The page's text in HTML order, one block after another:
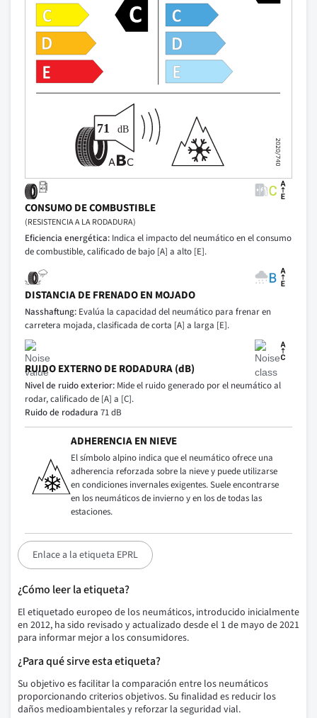
CONSUMO DE COMBUSTIBLE
(RESISTENCIA A LA RODADURA)
Eficiencia energética: Indica el impacto del neumático en el consumo
de combustible, calificado de bajo [A] a alto [E].
DISTANCIA DE FRENADO EN MOJADO
Nasshaftung: Evalúa la capacidad del neumático para frenar en
carretera mojada, clasificada de corta [A] a larga [E].
RUIDO EXTERNO DE RODADURA (dB)
Nivel de ruido exterior: Mide el ruido generado por el neumático al
rodar, calificado de [A] a [C].
Ruido de rodadura 71 dB
ADHERENCIA EN NIEVE
El símbolo alpino indica que el neumático ofrece una
adherencia reforzada sobre la nieve y puede utilizarse
en condiciones invernales exigentes. Suele encontrarse
en los neumáticos de invierno y en los de todas las
estaciones.
Enlace a la etiqueta EPRL
¿Cómo leer la etiqueta?
El etiquetado europeo de los neumáticos, introducido inicialmente
en 2012, ha sido revisado y actualizado desde el 1 de mayo de 2021
para informar mejor a los consumidores.
¿Para qué sirve esta etiqueta?
Su objetivo es facilitar la comparación entre los neumáticos
proporcionando criterios objetivos. Su finalidad es reducir los
daños medioambientales y reforzar la seguridad vial.